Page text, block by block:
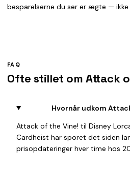
besparelserne du ser er ægte —
FAQ
Ofte stillet om Attack
Hvornår udkom
Attack of the Vine! til Disney
Cardheist har sporet det siden
prisopdateringer hver time hos